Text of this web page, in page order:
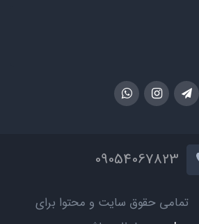
تمامی حقوق سایت و محتوا برای